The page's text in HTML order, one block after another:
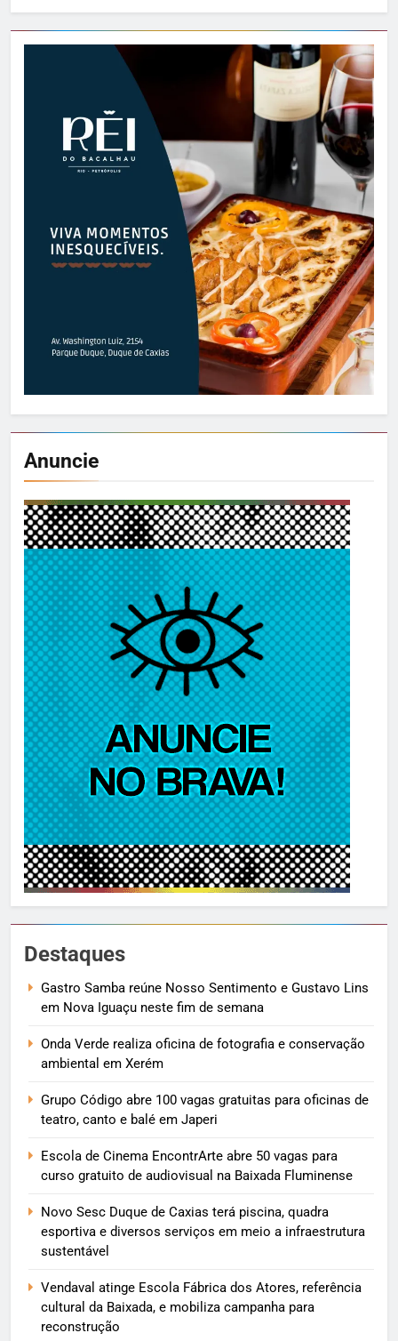
Anuncie
Destaques
Gastro Samba reúne Nosso Sentimento e Gustavo Lins
em Nova Iguaçu neste fim de semana
Onda Verde realiza oficina de fotografia e conservação
ambiental em Xerém
Grupo Código abre 100 vagas gratuitas para oficinas de
teatro, canto e balé em Japeri
Escola de Cinema EncontrArte abre 50 vagas para
curso gratuito de audiovisual na Baixada Fluminense
Novo Sesc Duque de Caxias terá piscina, quadra
esportiva e diversos serviços em meio a infraestrutura
sustentável
Vendaval atinge Escola Fábrica dos Atores, referência
cultural da Baixada, e mobiliza campanha para
reconstrução